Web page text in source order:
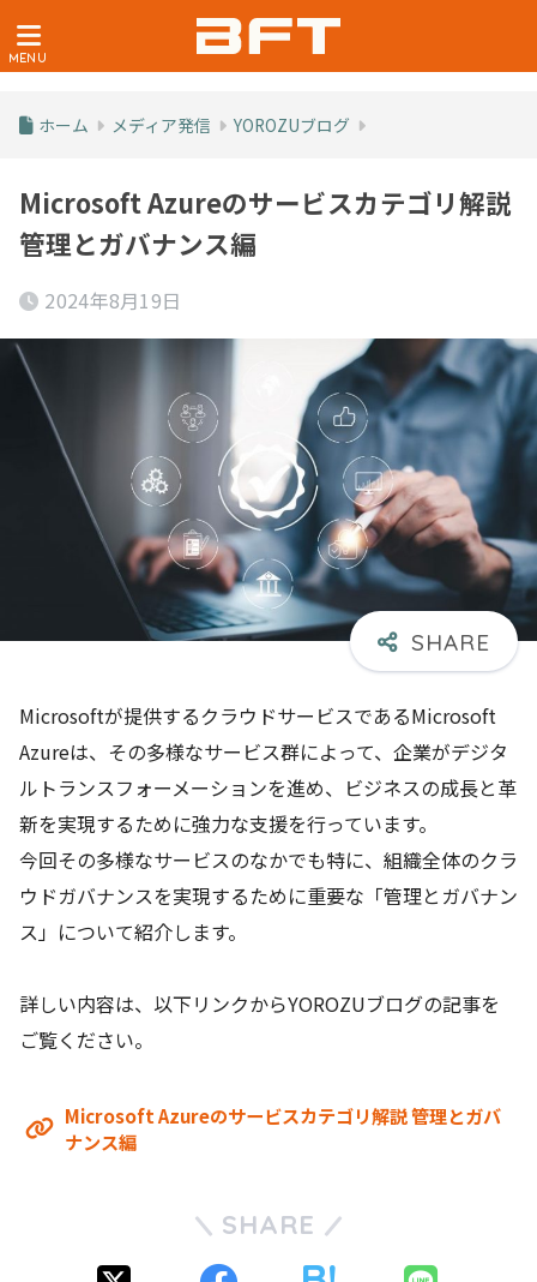
ホーム メディア発信 YOROZUブログ
Microsoft Azureのサービスカテゴリ解説
管理とガバナンス編
2024年8月19日
Microsoftが提供するクラウドサービスであるMicrosoft
Azureは、その多様なサービス群によって、企業がデジタ
ルトランスフォーメーションを進め、ビジネスの成長と革
新を実現するために強力な支援を行っています。
今回その多様なサービスのなかでも特に、組織全体のクラ
ウドガバナンスを実現するために重要な「管理とガバナン
ス」について紹介します。
詳しい内容は、以下リンクからYOROZUブログの記事を
ご覧ください。
Microsoft Azureのサービスカテゴリ解説 管理とガバ
ナンス編
SHARE